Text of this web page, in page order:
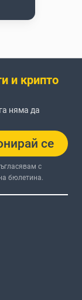
и крипто
няма да
се
с
бюлетина.